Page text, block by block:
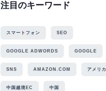
注目のキーワード
スマートフォン SEO
GOOGLE ADWORDS GOOGLE
SNS AMAZON.COM アメリカ
中国越境EC 中国